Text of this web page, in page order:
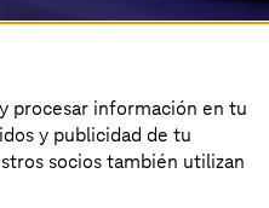
de la accesibilidad
procesar información en tu
y publicidad de tu
socios también utilizan